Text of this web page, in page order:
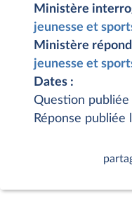
Ministère
jeunesse et
Ministère
jeunesse et
Dates :
Question publiée
Réponse publiée